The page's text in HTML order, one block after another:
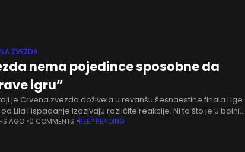
ZVEZDA
nema pojedince sposobne da
igru”
je Crvena zvezda doživela u revanšu šesnaestine finala Lige
Lila i ispadanje izazivaju različite reakcije. Ni to što je u bolnici
sa dijabetesom nije
AGO 0 COMMENTS KEEP READING